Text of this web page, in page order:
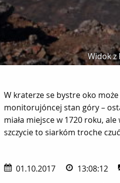
Widok z
W kraterze se bystre oko
monitorujóncej stan góry –
miała miejsce w 1720 roku,
szczycie to siarkóm troche
01.10.2017 13:08:12